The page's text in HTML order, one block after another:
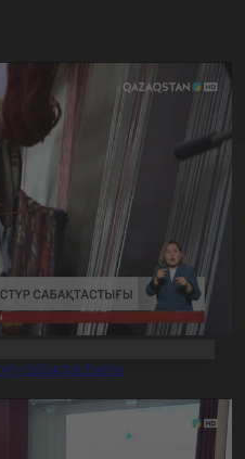
сабақтастығы